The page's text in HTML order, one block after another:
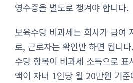
영수증을 별도로 챙겨야 합니다.
보육수당 비과세는 회사가 급여
로, 근로자는 확인만 하면 됩니
수당 항목이 비과세 소득으로
액이 자녀 1인당 월 20만원 기준